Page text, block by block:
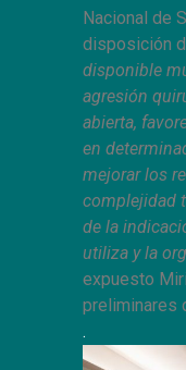
Nacional de
disposición
disponible
agresión
abierta,
en
mejorar los
complejidad
de la
utiliza y la
expuesto
preliminares
.